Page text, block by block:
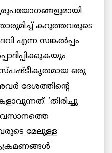
കറുത്തവരുടെ
എന്ന സങ്കല്‍പ്പം
സ്പഷ്ടീകൃതമായ ഒരു
ദേശത്തിന്റെ
‘തിരിച്ചു
മേലുള്ള